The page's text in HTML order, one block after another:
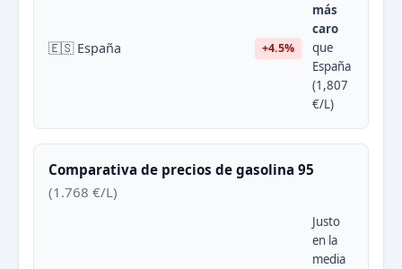
🇪🇸 España +4.5%
más
caro
que
España
(1,807
€/L)
Comparativa de precios de gasolina 95
(1.768 €/L)
Justo
en la
media